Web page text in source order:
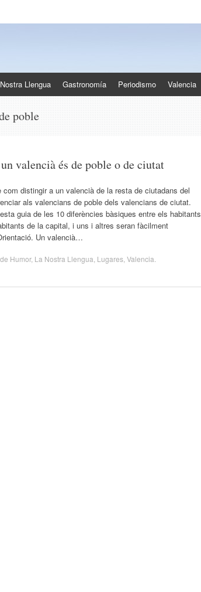
Llengua Gastronomía Periodismo Valencia
poble
valencià és de poble o de ciutat
com distingir a un valencià de la resta de ciutadans del
als valencians de poble dels valencians de ciutat.
guia de les 10 diferències bàsiques entre els habitants
de la capital, i uns i altres seran fàcilment
Un valencià…
de Humor, La Nostra Llengua Lugares Valencia